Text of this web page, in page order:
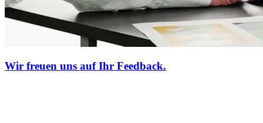
Wir freuen uns auf Ihr Feedback.